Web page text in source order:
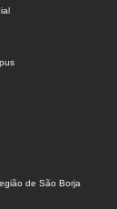
de São Borja